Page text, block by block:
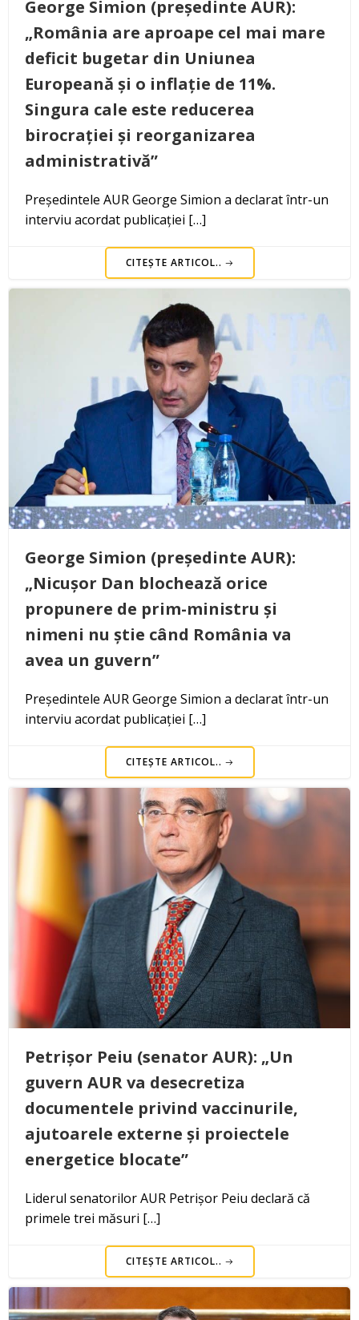
George Simion (președinte AUR):
„România are aproape cel mai mare
deficit bugetar din Uniunea
Europeană și o inflație de 11%.
Singura cale este reducerea
birocrației și reorganizarea
administrativă”
Președintele AUR George Simion a declarat într-un
interviu acordat publicației […]
CITEȘTE ARTICOL..
George Simion (președinte AUR):
„Nicușor Dan blochează orice
propunere de prim-ministru și
nimeni nu știe când România va
avea un guvern”
Președintele AUR George Simion a declarat într-un
interviu acordat publicației […]
CITEȘTE ARTICOL..
Petrișor Peiu (senator AUR): „Un
guvern AUR va desecretiza
documentele privind vaccinurile,
ajutoarele externe și proiectele
energetice blocate”
Liderul senatorilor AUR Petrișor Peiu declară că
primele trei măsuri […]
CITEȘTE ARTICOL..